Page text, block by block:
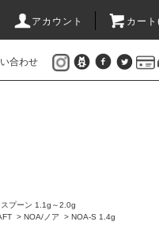
アカウント カート
合わせ
スプーン 1.1g～2.0g
> NOA/ノア > NOA-S 1.4g